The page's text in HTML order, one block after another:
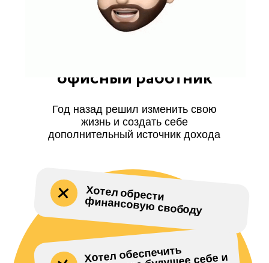
офисный работник
Год назад решил изменить свою
жизнь и создать себе
дополнительный источник дохода
Хотел обеспечить
Хотел обрести
финансовую свободу